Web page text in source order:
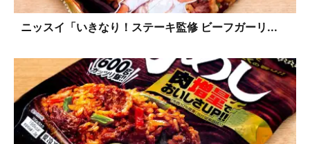
ニッスイ「いきなり！ステーキ監修 ビーフガーリ...